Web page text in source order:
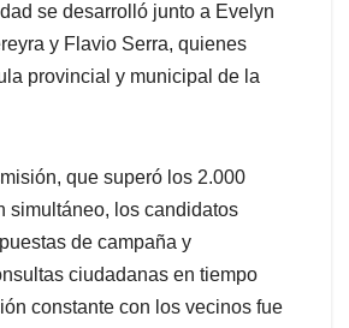
se desarrolló junto a Evelyn
y Flavio Serra, quienes
provincial y municipal de la
que superó los 2.000
simultáneo, los candidatos
de campaña y
ciudadanas en tiempo
constante con los vecinos fue